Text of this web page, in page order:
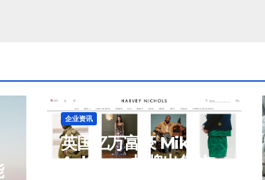
企业资讯
英国亿万富豪 Mike
Ashley：挂牌出售的奢